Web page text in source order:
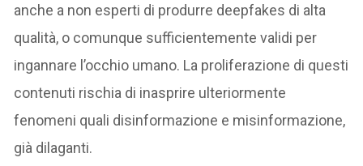
anche a non esperti di produrre deepfakes di alta
qualità, o comunque sufficientemente validi per
ingannare l’occhio umano. La proliferazione di questi
contenuti rischia di inasprire ulteriormente
fenomeni quali disinformazione e misinformazione,
già dilaganti.